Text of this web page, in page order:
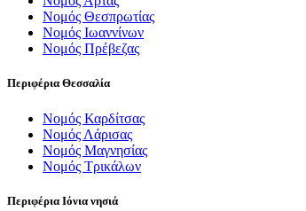
Νομός Θεσπρωτίας
Νομός Ιωαννίνων
Νομός Πρέβεζας
Περιφέρια Θεσσαλία
Νομός Καρδίτσας
Νομός Λάρισας
Νομός Μαγνησίας
Νομός Τρικάλων
Περιφέρια Ιόνια νησιά